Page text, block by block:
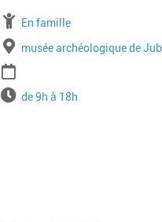
À partir de
En famille
Lieu
musée archéologique de
Horairesde 9h à 18h